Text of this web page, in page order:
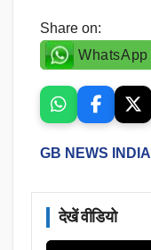
Share on:
WhatsApp
GB NEWS INDIA
देखें वीडियो